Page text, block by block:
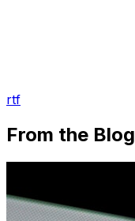
rtf
From the Blog